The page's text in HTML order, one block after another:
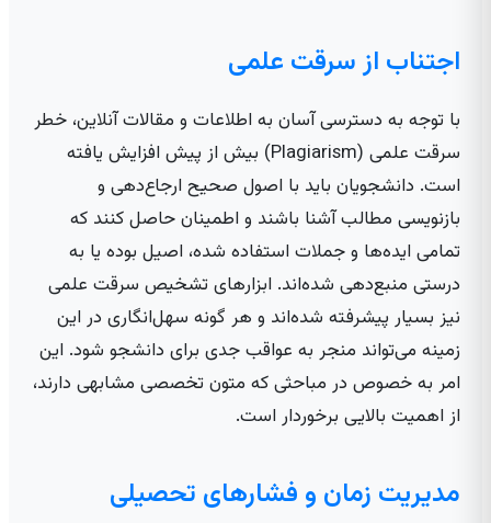
اجتناب از سرقت علمی
با توجه به دسترسی آسان به اطلاعات و مقالات آنلاین، خطر
سرقت علمی (Plagiarism) بیش از پیش افزایش یافته
است. دانشجویان باید با اصول صحیح ارجاع‌دهی و
بازنویسی مطالب آشنا باشند و اطمینان حاصل کنند که
تمامی ایده‌ها و جملات استفاده شده، اصیل بوده یا به
درستی منبع‌دهی شده‌اند. ابزارهای تشخیص سرقت علمی
نیز بسیار پیشرفته شده‌اند و هر گونه سهل‌انگاری در این
زمینه می‌تواند منجر به عواقب جدی برای دانشجو شود. این
امر به خصوص در مباحثی که متون تخصصی مشابهی دارند،
از اهمیت بالایی برخوردار است.
مدیریت زمان و فشارهای تحصیلی